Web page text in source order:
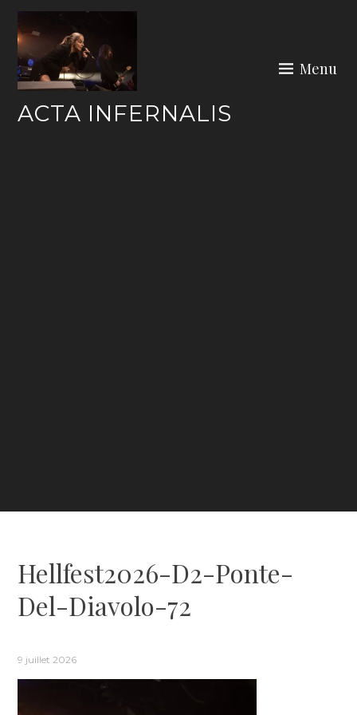
content
ACTA INFERNALIS
Menu
Hellfest2026-D2-Ponte-
Del-Diavolo-72
9 juillet 2026